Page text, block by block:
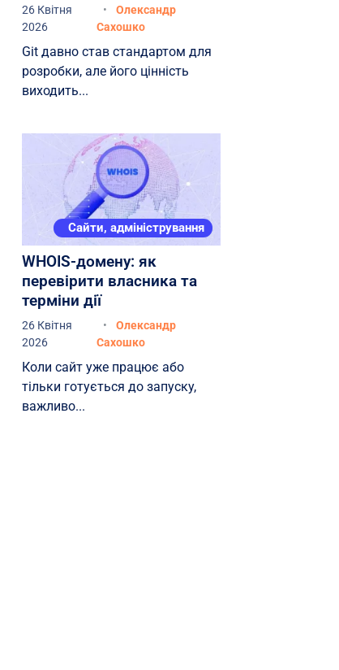
26 Квітня
2026
Олександр
Сахошко
Git давно став стандартом для
розробки, але його цінність
виходить...
Сайти, адміністрування
WHOIS-домену: як
перевірити власника та
терміни дії
26 Квітня
2026
Олександр
Сахошко
Коли сайт уже працює або
тільки готується до запуску,
важливо...